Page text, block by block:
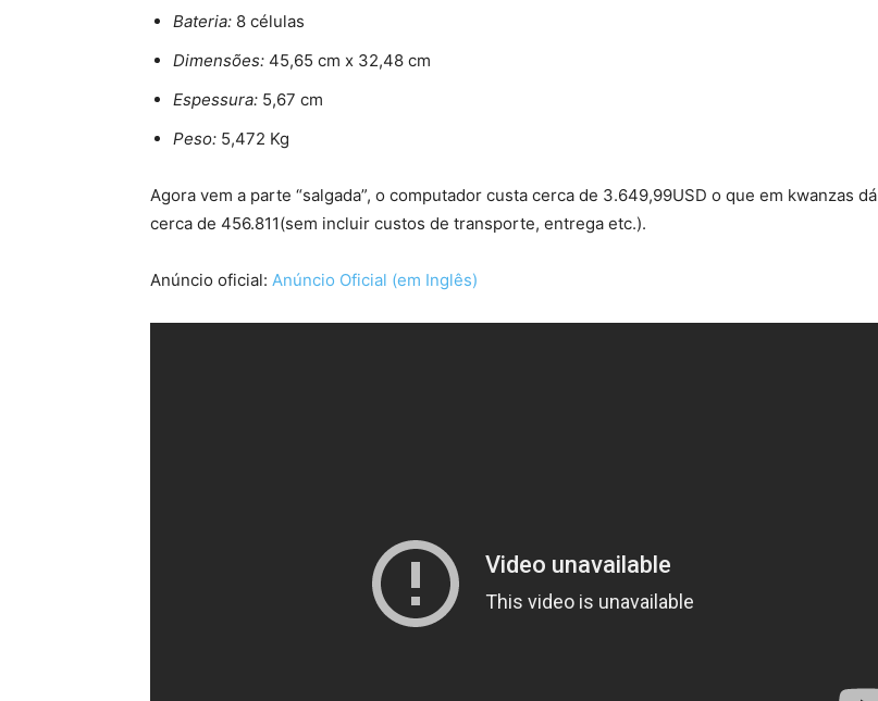
Bateria: 8 células
Dimensões: 45,65 cm x 32,48 cm
Espessura: 5,67 cm
Peso: 5,472 Kg
Agora vem a parte “salgada”, o computador custa cerca de 3.649,99USD o que em kwanzas dá
cerca de 456.811(sem incluir custos de transporte, entrega etc.).
Anúncio oficial: Anúncio Oficial (em Inglês)